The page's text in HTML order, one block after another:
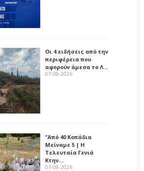
Οι 4 ειδήσεις από την
περιφέρεια που
αφορούν άμεσα το Λ…
07-08-2026
"Από 40 Κοπάδια
Μείναμε 5 | Η
Τελευταία Γενιά
Κτην…
07-08-2026